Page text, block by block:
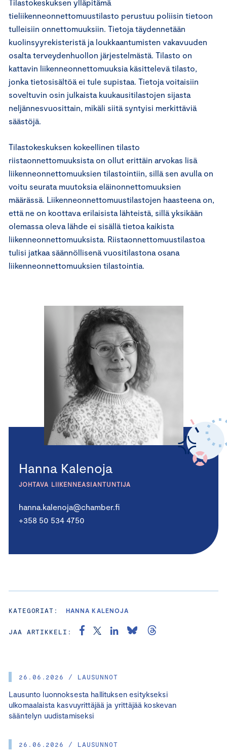
26.06.2026 / LAUSUNNOT
Lausunto luonnoksesta hallituksen esitykseksi
ulkomaalaista kasvuyrittäjää ja yrittäjää koskevan
sääntelyn uudistamiseksi
26.06.2026 / LAUSUNNOT
Tilastokeskuksen ylläpitämä
tieliikenneonnettomuustilasto perustuu poliisin tietoon
tulleisiin onnettomuuksiin. Tietoja täydennetään
kuolinsyyrekisteristä ja loukkaantumisten vakavuuden
osalta terveydenhuollon järjestelmästä. Tilasto on
kattavin liikenneonnettomuuksia käsittelevä tilasto,
jonka tietosisältöä ei tule supistaa. Tietoja voitaisiin
soveltuvin osin julkaista kuukausitilastojen sijasta
neljännesvuosittain, mikäli siitä syntyisi merkittäviä
säästöjä.
Tilastokeskuksen kokeellinen tilasto
riistaonnettomuuksista on ollut erittäin arvokas lisä
liikenneonnettomuuksien tilastointiin, sillä sen avulla on
voitu seurata muutoksia eläinonnettomuuksien
määrässä. Liikenneonnettomuustilastojen haasteena on,
että ne on koottava erilaisista lähteistä, sillä yksikään
olemassa oleva lähde ei sisällä tietoa kaikista
liikenneonnettomuuksista. Riistaonnettomuustilastoa
tulisi jatkaa säännöllisenä vuositilastona osana
liikenneonnettomuuksien tilastointia.
Hanna Kalenoja
JOHTAVA LIIKENNEASIANTUNTIJA
hanna.kalenoja@chamber.fi
+358 50 534 4750
KATEGORIAT: HANNA KALENOJA
JAA ARTIKKELI: